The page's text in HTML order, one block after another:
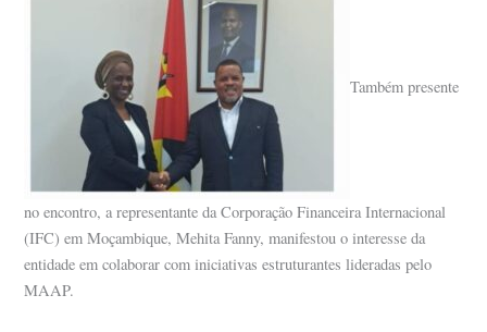
Também presente
no encontro, a representante da Corporação Financeira Internacional
(IFC) em Moçambique, Mehita Fanny, manifestou o interesse da
entidade em colaborar com iniciativas estruturantes lideradas pelo
MAAP.